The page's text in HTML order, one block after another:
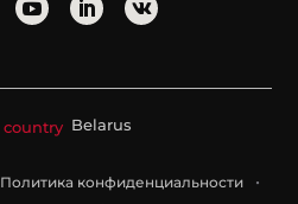
Belarus
Политика конфиденциальности